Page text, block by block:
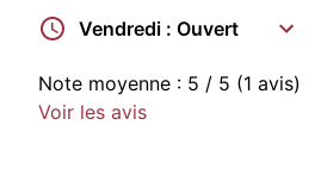
Vendredi : Ouvert
Note moyenne : 5 / 5 (1 avis)
Voir les avis